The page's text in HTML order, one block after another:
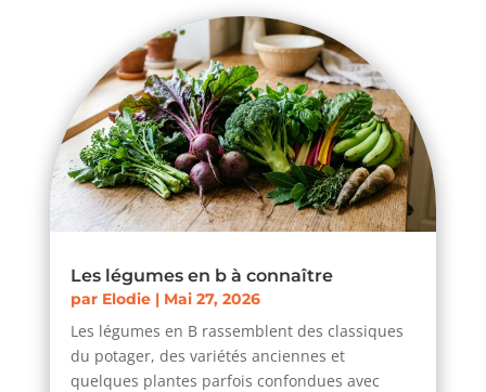
Les légumes en b à connaître
par Elodie| Mai 27, 2026
Les légumes en B rassemblent des classiques
du potager, des variétés anciennes et
quelques plantes parfois confondues avec